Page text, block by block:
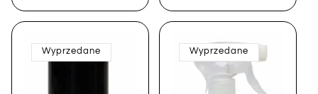
Wyprzedane Wyprzedane